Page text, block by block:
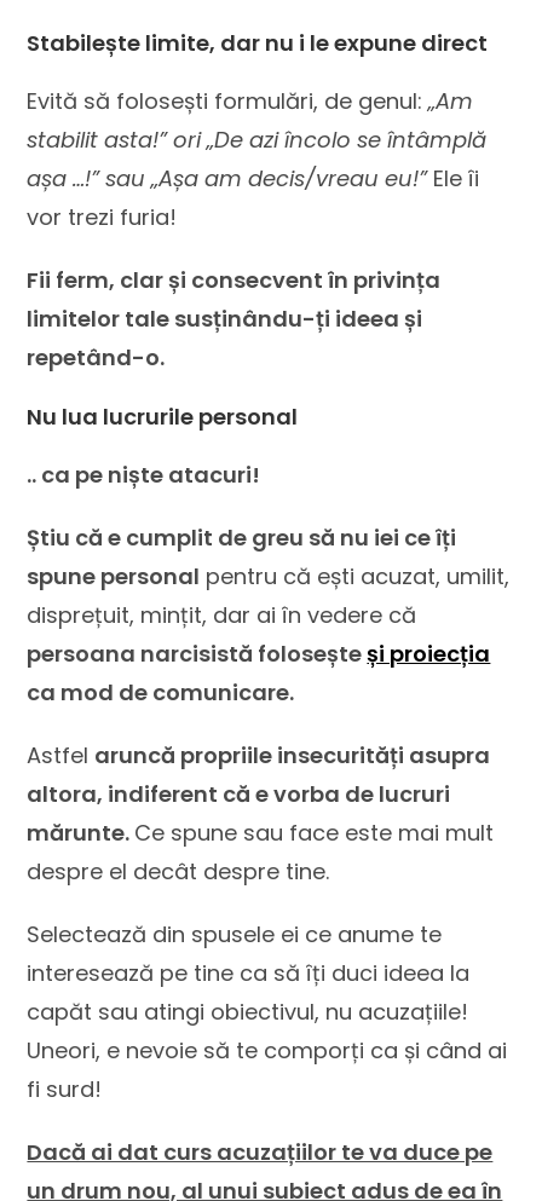
Stabilește limite, dar nu i le expune direct
Evită să folosești formulări, de genul:„Am
stabilit asta!” ori „De azi încolo se întâmplă
așa …!” sau „Așa am decis/vreau eu!” Ele îi
vor trezi furia!
Fii ferm, clar și consecvent în privința
limitelor tale susținându-ți ideea și
repetând-o.
Nu lua lucrurile personal
.. ca pe niște atacuri!
Știu că e cumplit de greu să nu iei ce îți
spune personal pentru că ești acuzat, umilit,
disprețuit, mințit, dar ai în vedere că
persoana narcisistă foloseșteși proiecția
ca mod de comunicare.
Astfel aruncă propriile insecurități asupra
altora, indiferent că e vorba de lucruri
mărunte. Ce spune sau face este mai mult
despre el decât despre tine.
Selectează din spusele ei ce anume te
interesează pe tine ca să îți duci ideea la
capăt sau atingi obiectivul, nu acuzațiile!
Uneori, e nevoie să te comporți ca și când ai
fi surd!
Dacă ai dat curs acuzațiilor te va duce pe
un drum nou, al unui subiect adus de ea în